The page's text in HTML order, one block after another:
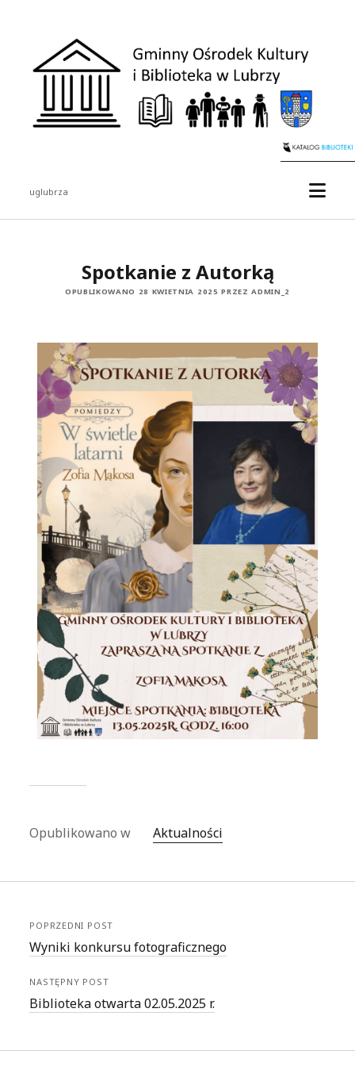
uglubrza
Spotkanie z Autorką
OPUBLIKOWANO 28 KWIETNIA 2025 PRZEZ ADMIN_2
Opublikowano w Aktualności
POPRZEDNI POST
Wyniki konkursu fotograficznego
NASTĘPNY POST
Biblioteka otwarta 02.05.2025 r.